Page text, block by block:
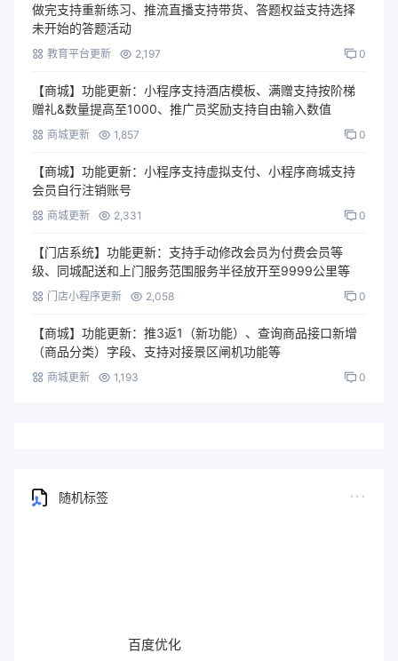
做完支持重新练习、推流直播支持带货、答题权益支持选择
未开始的答题活动
教育平台更新 2,197 0
【商城】功能更新：小程序支持酒店模板、满赠支持按阶梯
赠礼&数量提高至1000、推广员奖励支持自由输入数值
商城更新 1,857 0
【商城】功能更新：小程序支持虚拟支付、小程序商城支持
会员自行注销账号
商城更新 2,331 0
【门店系统】功能更新：支持手动修改会员为付费会员等
级、同城配送和上门服务范围服务半径放开至9999公里等
门店小程序更新 2,058 0
【商城】功能更新：推3返1（新功能）、查询商品接口新增
（商品分类）字段、支持对接景区闸机功能等
商城更新 1,193 0
随机标签